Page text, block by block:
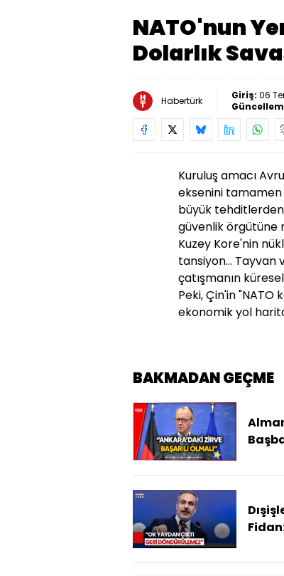
NATO'nun
Dolarlık
Habertürk Giriş: 06
Kuruluş amacı
eksenini tamamen
büyük
güvenlik örgütüne
Kuzey Kore'nin
tansiyon... Tayvan
çatışmanın
Peki, Çin'in "NATO
ekonomik yol
BAKMADAN GEÇME